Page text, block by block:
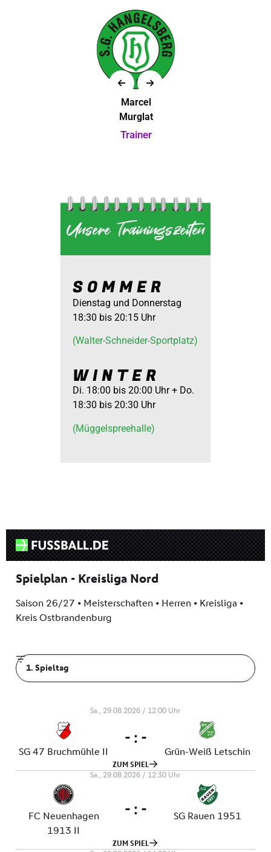
Marcel
Murglat
Trainer
Unsere Trainingszeiten
SOMMER
Dienstag und Donnerstag
18:30 bis 20:15 Uhr
(Walter-Schneider-Sportplatz)
WINTER
Di. 18:00 bis 20:00 Uhr + Do.
18:30 bis 20:30 Uhr
(Müggelspreehalle)